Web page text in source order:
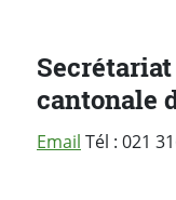
cantonale
Email Tél : 021